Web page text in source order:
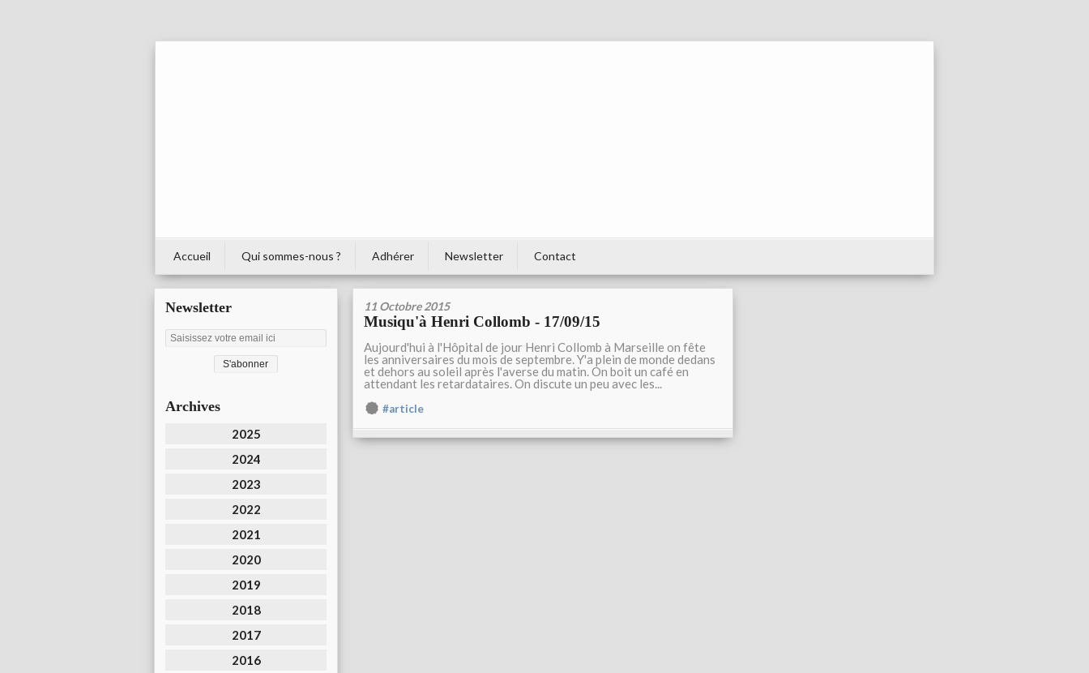
Accueil Qui sommes-nous ? Adhérer Newsletter Contact
Newsletter
Archives
2025
2024
2023
2022
2021
2020
2019
2018
2017
2016
11 Octobre 2015
Musiqu'à Henri Collomb - 17/09/15
Aujourd'hui à l'Hôpital de jour Henri Collomb à Marseille on fête
les anniversaires du mois de septembre. Y'a plein de monde dedans
et dehors au soleil après l'averse du matin. On boit un café en
attendant les retardataires. On discute un peu avec les...
#article